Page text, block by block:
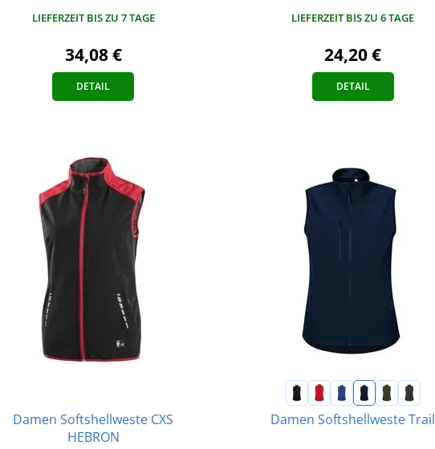
LIEFERZEIT BIS ZU 7 TAGE
34,08 €
DETAIL
LIEFERZEIT BIS ZU 6 TAGE
24,20 €
DETAIL
Damen Softshellweste CXS
HEBRON
Damen Softshellweste Trail